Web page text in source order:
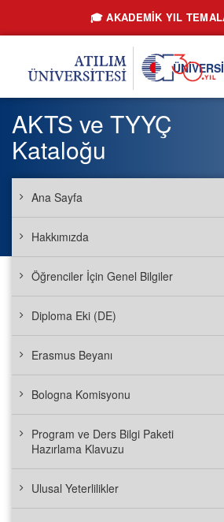
🎓 AKADEMİK YIL
AKTS ve TYYÇ
Kataloğu
Ana Sayfa
Hakkımızda
Öğrenciler İçin Genel Bilgiler
Diploma Eki (DE)
Erasmus Beyanı
Bologna Komisyonu
Program ve Ders Bilgi Paketi
Hazırlama Klavuzu
Ulusal Yeterlilikler